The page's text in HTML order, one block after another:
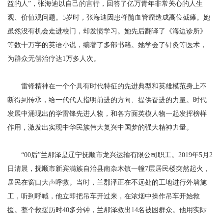
益的人”，张海迪以自己的言行，回答了亿万青年非常关心的人生
观、价值观问题。5岁时，张海迪因患脊髓血管瘤造成高位截瘫。她
虽然没有机会走进校门，却发愤学习。她先后翻译了《海边诊所》
等数十万字的英语小说，编著了多部书籍。她学会了针灸等医术，
为群众无偿治疗达1万多人次。
雷锋精神在一个个具有时代特征的先进典型和英雄模范身上不
断得到传承，给一代代人指明前进的方向、提供奋进的力量。时代
发展中涌现出的学雷锋先进人物，和各方面英模人物一起发挥榜样
作用，激发出实现中华民族伟大复兴中国梦的强大精神力量。
“00后”兰郡泽是辽宁抚顺市龙兴运输有限公司职工。2019年5月2
日清晨，抚顺市新宾满族自治县南杂木镇一幢7层居民楼突然起火，
居民在窗口大声呼救。当时，兰郡泽正在不远处的工地进行外墙施
工，听到呼喊，他立即把吊车开过来，在浓烟中操作吊车开始救
援。整个救援历时40多分钟，兰郡泽救出14名被困群众。他用实际